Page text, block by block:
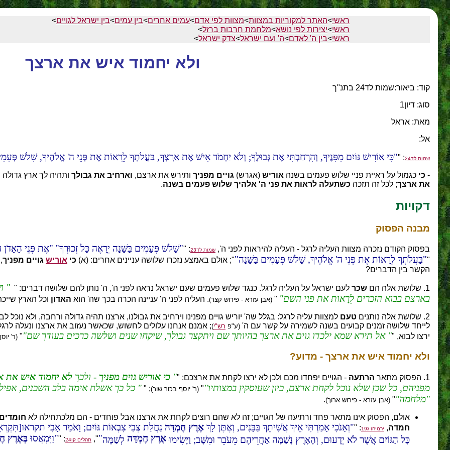
ראשי>האתר למקוריות במצוות>מצוות לפי אדם>עמים אחרים>בין עמים>בין ישראל לגויים>
ראשי>יצירות לפי נושא>מלחמת חרבות ברזל>
ראשי>בין ה' לאדם>ה' ועם ישראל>צדק ישראל>
ולא יחמוד איש את ארצך
קוד: ביאור:שמות לד24 בתנ"ך
סוג: דיון1
מאת: אראל
אל:
שמות לד24 : " כִּי אוֹרִישׁ גּוֹיִם מִפָּנֶיךָ, וְהִרְחַבְתִּי אֶת גְּבוּלֶךָ; וְלֹא יַחְמֹד אִישׁ אֶת אַרְצְךָ, בַּעֲלֹתְךָ לֵרָאוֹת אֶת פְּנֵי ה' אֱלֹהֶיךָ, שָׁלֹשׁ
- כי כגמול על ראיית פניי שלוש פעמים בשנה אוריש (אגרש) גויים מפניך ותירש את ארצם, וארחיב את גבולך ותהיה לך ארץ
את ארצך; לכל זה תזכה כשתעלה לראות את פני ה' אלהיך שלוש פעמים בשנה.
דקויות
מבנה הפסוק
בפסוק הקודם נזכרה מצוות העליה לרגל - העליה להיראות לפני ה', שמות לד23 : " שָׁלֹשׁ פְּעָמִים בַּשָּׁנָה יֵרָאֶה כָּל זְכוּרְךָ אֶת פְּנֵי הָאָדֹן
" בַּעֲלֹתְךָ לֵרָאוֹת אֶת פְּנֵי ה' אֱלֹהֶיךָ, שָׁלֹשׁ פְּעָמִים בַּשָּׁנָה "; אולם באמצע נזכרו שלושה עניינים אחרים: (א) כי אוריש גויים מפניך
הקשר בין הדברים?
1. שלושת אלה הם שכר לעם ישראל על העליה לרגל. כנגד שלוש פעמים שעם ישראל נראה לפני ה', ה' נותן להם שלושה דברים: "
בארצם בבוא הזכרים לֵרָאות את פני השם " (אבן עזרא - פירוש קצר). העליה לפני ה' עניינה הכרה בכך שה' הוא האדון וכל הארץ
2. שלושת אלה נותנים טעם למצוות עליה לרגל: בגלל שה' יוריש גויים מפנינו וירחיב את גבולנו, ארצנו תהיה גדולה ורחבה, ולא נוכל
לייחד שלושה זמנים קבועים בשנה לשמירה על קשר עם ה' (ע"פ רש"י); אמנם אנחנו עלולים לחשוש, שכאשר נעזוב את ארצנו ונעלה
ירצו לבוא, "
אל תירא שמא ילכדו גוים את ארצך בהיותך שם ויתקצר גבולך,שיקחו שנים ושלשה כרכים בעודך שם " (ר'
ולא יחמוד איש את ארצך - מדוע?
1. הפסוק מתאר הרתעה - הגויים יפחדו מכם ולכן לא ירצו לקחת את ארצכם: " כי אוריש גוים מפניך - ולכך לא יחמוד איש את
מפניהם, כל שכן שלא נוכל לקחת ארצם, כיון שעוסקין במצותיו " (ר' יוסף בכור שור);
" כל כך אשלח אימה בלב השכנים,
מלחמה " (אבן עזרא - פירוש ארוך).
אולם, הפסוק אינו מתאר פחד ורתיעה של הגויים; זה לא שהם רוצים לקחת את ארצנו אבל פוחדים - הם מלכתחילה לא
חמדה, ירמיהו ג19 : " וְאָנֹכִי אָמַרְתִּי אֵיךְ אֲשִׁיתֵךְ בַּבָּנִים, וְאֶתֶּן לָךְ אֶרֶץ חֶמְדָּה נַחֲלַת צְבִי צִבְאוֹת גּוֹיִם; וָאֹמַר אָבִי
כָּל הַגּוֹיִם אֲשֶׁר לֹא יְדָעוּם, וְהָאָרֶץ נָשַׁמָּה אַחֲרֵיהֶם מֵעֹבֵר וּמִשָּׁב; וַיָּשִׂימוּ אֶרֶץ חֶמְדָּה לְשַׁמָּה ", תהלים קו24 : " וַיִּמְאֲסוּבְּאֶרֶץ